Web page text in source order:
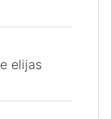
elijas